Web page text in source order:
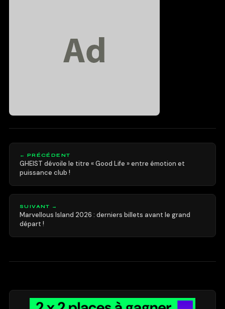
← PRÉCÉDENT
GHEIST dévoile le titre « Good Life » entre émotion et
puissance club !
SUIVANT →
Marvellous Island 2026 : derniers billets avant le grand
départ !